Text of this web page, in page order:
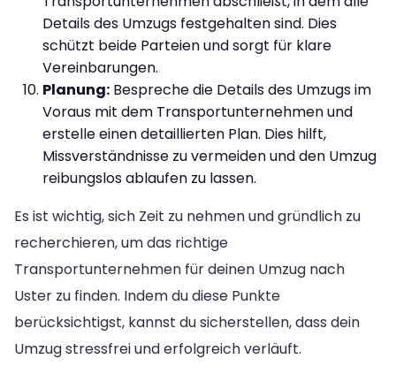
Details des Umzugs festgehalten sind. Dies
schützt beide Parteien und sorgt für klare
Vereinbarungen.
Planung: Bespreche die Details des Umzugs im
Voraus mit dem Transportunternehmen und
erstelle einen detaillierten Plan. Dies hilft,
Missverständnisse zu vermeiden und den Umzug
reibungslos ablaufen zu lassen.
Es ist wichtig, sich Zeit zu nehmen und gründlich zu
recherchieren, um das richtige
Transportunternehmen für deinen Umzug nach
Uster zu finden. Indem du diese Punkte
berücksichtigst, kannst du sicherstellen, dass dein
Umzug stressfrei und erfolgreich verläuft.